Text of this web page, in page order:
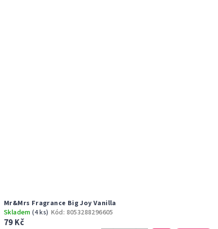
Mr&Mrs Fragrance Big Joy Vanilla
Skladem(4 ks) Kód: 8053288296605
79 Kč